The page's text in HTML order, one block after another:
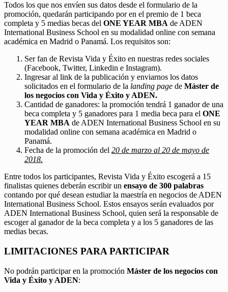
Todos los que nos envíen sus datos desde el formulario de la
promoción, quedarán participando por en el premio de 1 beca
completa y 5 medias becas del ONE YEAR MBA de ADEN
International Business School en su modalidad online con semana
académica en Madrid o Panamá. Los requisitos son:
Ser fan de Revista Vida y Éxito en nuestras redes sociales
(Facebook, Twitter, Linkedin e Instagram).
Ingresar al link de la publicación y enviarnos los datos
solicitados en el formulario de la landing page de Máster de
los negocios con Vida y Éxito y ADEN.
Cantidad de ganadores: la promoción tendrá 1 ganador de una
beca completa y 5 ganadores para 1 media beca para el ONE
YEAR MBA de ADEN International Business School en su
modalidad online con semana académica en Madrid o
Panamá.
Fecha de la promoción del 20 de marzo al 20 de mayo de
2018.
Entre todos los participantes, Revista Vida y Éxito escogerá a 15
finalistas quienes deberán escribir un ensayo de 300 palabras
contando por qué desean estudiar la maestría en negocios de ADEN
International Business School. Estos ensayos serán evaluados por
ADEN International Business School, quien será la responsable de
escoger al ganador de la beca completa y a los 5 ganadores de las
medias becas.
LIMITACIONES PARA PARTICIPAR
No podrán participar en la promoción Máster de los negocios con
Vida y Éxito y ADEN: